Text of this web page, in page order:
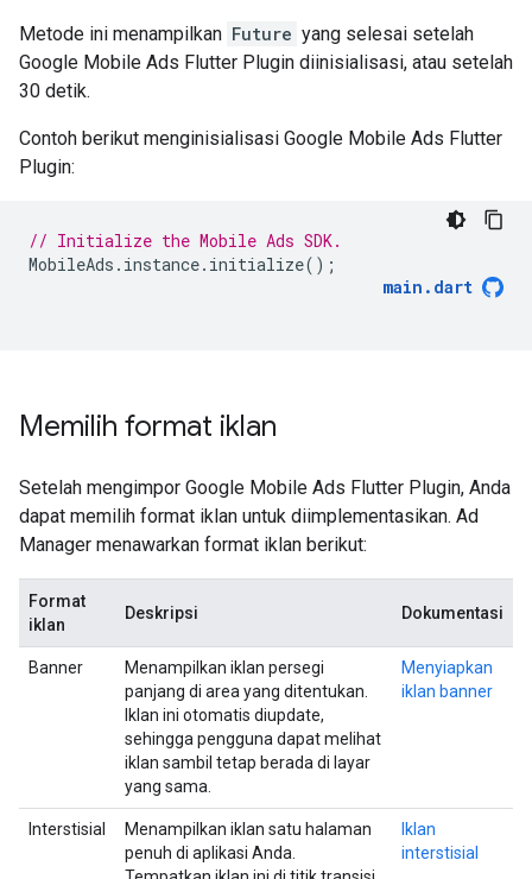
Metode ini menampilkan Future yang selesai setelah
Google Mobile Ads Flutter Plugin diinisialisasi, atau setelah
30 detik.
Contoh berikut menginisialisasi Google Mobile Ads Flutter
Plugin:
// Initialize the Mobile Ads SDK.
MobileAds . instance. initialize();
main . dart
Memilih format iklan
Setelah mengimpor Google Mobile Ads Flutter Plugin, Anda
dapat memilih format iklan untuk diimplementasikan. Ad
Manager menawarkan format iklan berikut:
Format
iklan
Deskripsi Dokumentasi
Banner
Menampilkan iklan persegi
panjang di area yang ditentukan.
Iklan ini otomatis diupdate,
sehingga pengguna dapat melihat
iklan sambil tetap berada di layar
yang sama.
Menyiapkan
iklan banner
Interstisial
Menampilkan iklan satu halaman
penuh di aplikasi Anda.
Iklan
interstisial